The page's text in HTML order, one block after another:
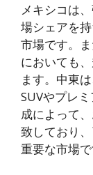
メキシコは
場シェアを
市場です。
においても
ます。中東
SUVやプレ
成によって
致しており
重要な市場で